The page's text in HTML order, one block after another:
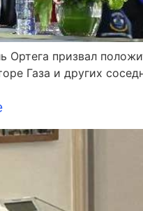
Ортега призвал
Газа и других